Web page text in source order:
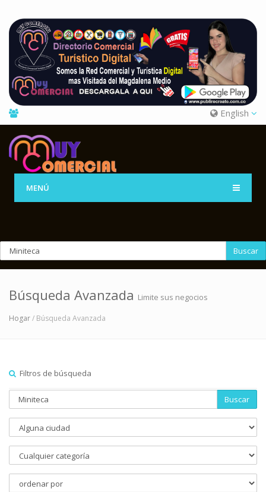
English
MENÚ
Buscar
Búsqueda Avanzada Limite sus negocios
Hogar/ Búsqueda Avanzada
Filtros de búsqueda
Buscar